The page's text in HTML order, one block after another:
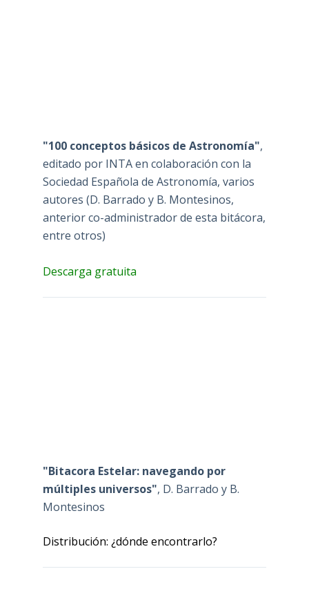
"100 conceptos básicos de Astronomía",
editado por INTA en colaboración con la
Sociedad Española de Astronomía, varios
autores (D. Barrado y B. Montesinos,
anterior co-administrador de esta bitácora,
entre otros)
Descarga gratuita
"Bitacora Estelar: navegando por
múltiples universos", D. Barrado y B.
Montesinos
Distribución: ¿dónde encontrarlo?